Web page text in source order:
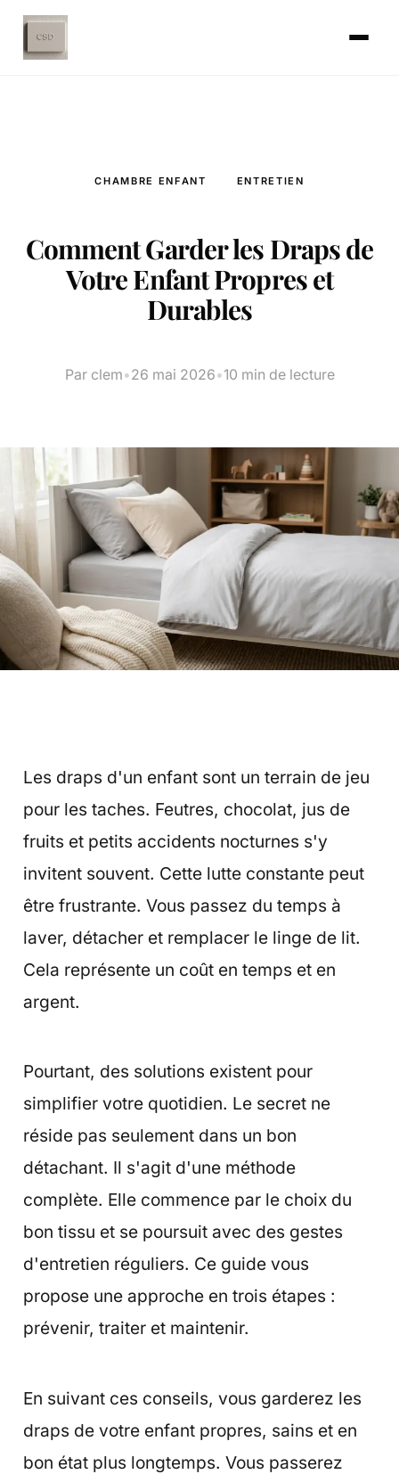
CHAMBRE ENFANT ENTRETIEN
Comment Garder les Draps de
Votre Enfant Propres et
Durables
Par clem•26 mai 2026•10 min de lecture
Les draps d'un enfant sont un terrain de jeu
pour les taches. Feutres, chocolat, jus de
fruits et petits accidents nocturnes s'y
invitent souvent. Cette lutte constante peut
être frustrante. Vous passez du temps à
laver, détacher et remplacer le linge de lit.
Cela représente un coût en temps et en
argent.
Pourtant, des solutions existent pour
simplifier votre quotidien. Le secret ne
réside pas seulement dans un bon
détachant. Il s'agit d'une méthode
complète. Elle commence par le choix du
bon tissu et se poursuit avec des gestes
d'entretien réguliers. Ce guide vous
propose une approche en trois étapes :
prévenir, traiter et maintenir.
En suivant ces conseils, vous garderez les
draps de votre enfant propres, sains et en
bon état plus longtemps. Vous passerez